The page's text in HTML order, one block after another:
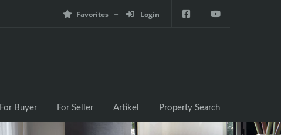
Favorites Login
For Buyer For Seller Artikel Property Search